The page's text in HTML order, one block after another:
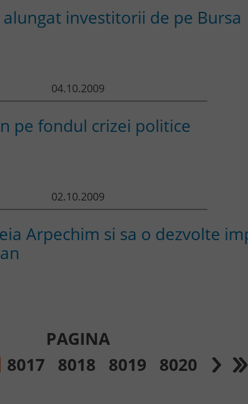
investitorii de pe Bursa
04.10.2009
pe fondul crizei politice
02.10.2009
Arpechim si sa o dezvolte
PAGINA
8017 8018 8019 8020